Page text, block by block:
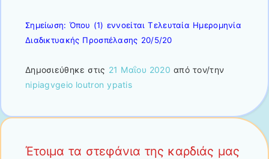
Σημείωση: Όπου (1) εννοείται Τελευταία Ημερομηνία
Διαδικτυακής Προσπέλασης 20/5/20
Δημοσιεύθηκε στις 21 Μαΐου 2020 από τον/την
nipiagvgeio loutron ypatis
Έτοιμα τα στεφάνια της καρδιάς μας